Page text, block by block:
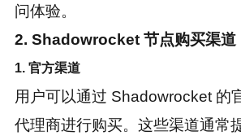
问体验。
2. Shadowrocket 节点购买渠道
1. 官方渠道
用户可以通过 Shadowrocket 的
代理商进行购买。这些渠道通常